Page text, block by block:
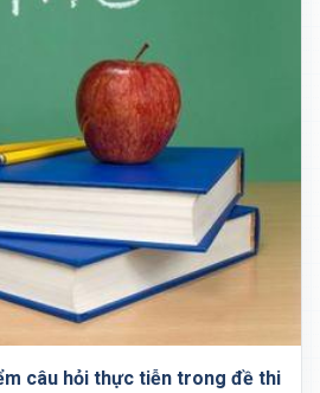
câu hỏi thực tiễn trong đề thi